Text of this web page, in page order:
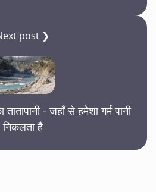
post ❯
- जहाँ से हमेशा गर्म पानी
निकलता है